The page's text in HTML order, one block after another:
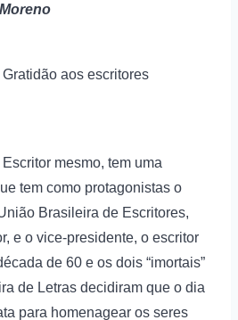
Gratidão aos escritores
mesmo, tem uma
tem como protagonistas o
Brasileira de Escritores,
e o vice-presidente, o escritor
de 60 e os dois “imortais”
de Letras decidiram que o dia
para homenagear os seres